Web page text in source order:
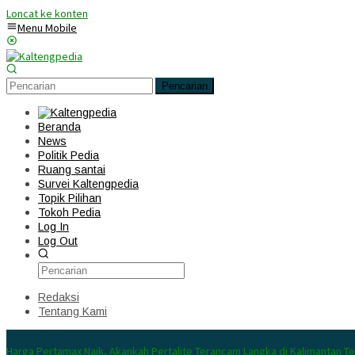
Loncat ke konten
Menu Mobile
Pencarian
Beranda
News
Politik Pedia
Ruang santai
Survei Kaltengpedia
Topik Pilihan
Tokoh Pedia
Log In
Log Out
Redaksi
Tentang Kami
Harga Pertamax Naik, Akankah Pertalite Terancam Langka di Kalimantan